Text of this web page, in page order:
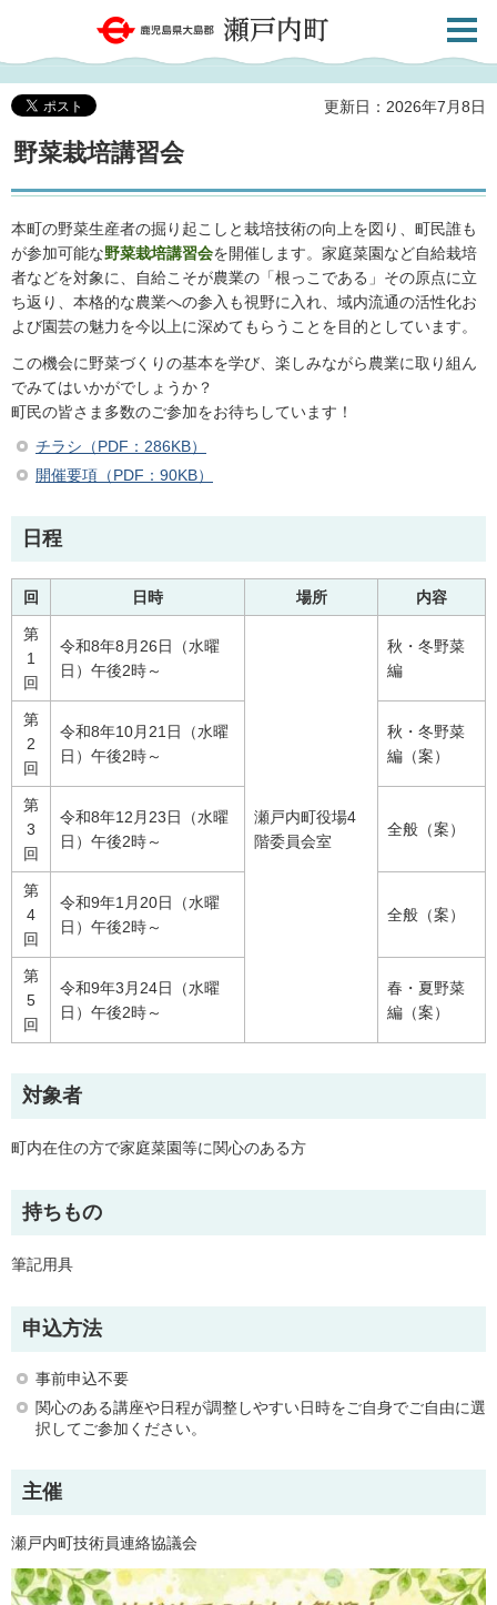
鹿児島県大島郡 瀬戸内町
共通メ
更新日：2026年7月8日
野菜栽培講習会
本町の野菜生産者の掘り起こしと栽培技術の向上を図り、町民誰も
が参加可能な野菜栽培講習会を開催します。家庭菜園など自給栽培
者などを対象に、自給こそが農業の「根っこである」その原点に立
ち返り、本格的な農業への参入も視野に入れ、域内流通の活性化お
よび園芸の魅力を今以上に深めてもらうことを目的としています。
この機会に野菜づくりの基本を学び、楽しみながら農業に取り組ん
でみてはいかがでしょうか？
町民の皆さま多数のご参加をお待ちしています！
チラシ（PDF：286KB）
開催要項（PDF：90KB）
日程
回 日時 場所 内容
第
1
回
令和8年8月26日（水曜
日）午後2時～
瀬戸内町役場4
階委員会室
秋・冬野菜
編
第
2
回
令和8年10月21日（水曜
日）午後2時～
秋・冬野菜
編（案）
第
3
回
令和8年12月23日（水曜
日）午後2時～
全般（案）
第
4
回
令和9年1月20日（水曜
日）午後2時～
全般（案）
第
5
回
令和9年3月24日（水曜
日）午後2時～
春・夏野菜
編（案）
対象者
町内在住の方で家庭菜園等に関心のある方
持ちもの
筆記用具
申込方法
事前申込不要
関心のある講座や日程が調整しやすい日時をご自身でご自由に選
択してご参加ください。
主催
瀬戸内町技術員連絡協議会